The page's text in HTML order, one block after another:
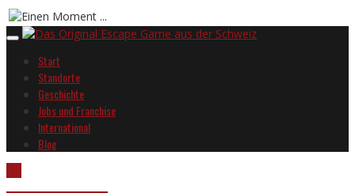
Start
Standorte
Geschichte
Jobs und Franchise
International
Blog